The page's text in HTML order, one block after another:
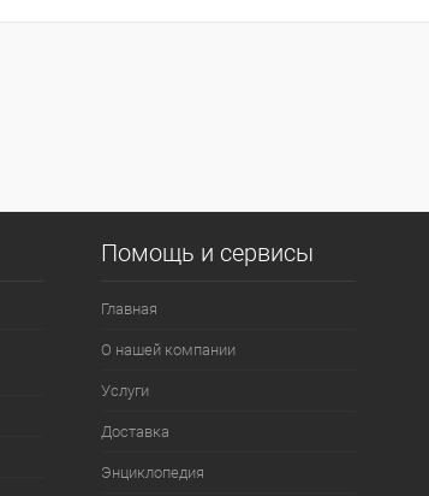
Помощь и сервисы
Главная
О нашей компании
Услуги
Доставка
Энциклопедия